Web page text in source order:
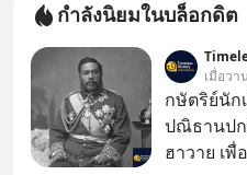
กำลังนิยมในบล็อกดิต
เมื่อวา
กษัตริย์นัก
ปณิธานปก
ฮาวาย เพื่